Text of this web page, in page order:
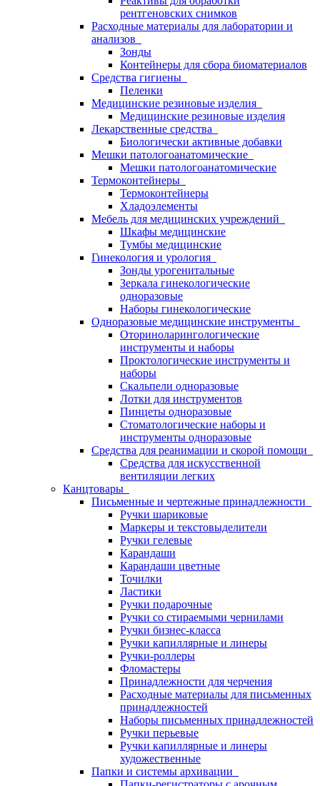
рентгеновских снимков
Расходные материалы для лаборатории и
анализов
Зонды
Контейнеры для сбора биоматериалов
Средства гигиены
Пеленки
Медицинские резиновые изделия
Медицинские резиновые изделия
Лекарственные средства
Биологически активные добавки
Мешки патологоанатомические
Мешки патологоанатомические
Термоконтейнеры
Термоконтейнеры
Хладоэлементы
Мебель для медицинских учреждений
Шкафы медицинские
Тумбы медицинские
Гинекология и урология
Зонды урогенитальные
Зеркала гинекологические
одноразовые
Наборы гинекологические
Одноразовые медицинские инструменты
Оториноларингологические
инструменты и наборы
Проктологические инструменты и
наборы
Скальпели одноразовые
Лотки для инструментов
Пинцеты одноразовые
Стоматологические наборы и
инструменты одноразовые
Средства для реанимации и скорой помощи
Средства для искусственной
вентиляции легких
Канцтовары
Письменные и чертежные принадлежности
Ручки шариковые
Маркеры и текстовыделители
Ручки гелевые
Карандаши
Карандаши цветные
Точилки
Ластики
Ручки подарочные
Ручки со стираемыми чернилами
Ручки бизнес-класса
Ручки капиллярные и линеры
Ручки-роллеры
Фломастеры
Принадлежности для черчения
Расходные материалы для письменных
принадлежностей
Наборы письменных принадлежностей
Ручки перьевые
Ручки капиллярные и линеры
художественные
Папки и системы архивации